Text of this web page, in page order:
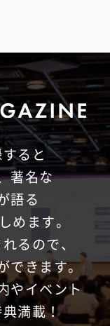
ると
著名な
語る
めます。
るので、
できます。
やイベント
満載！